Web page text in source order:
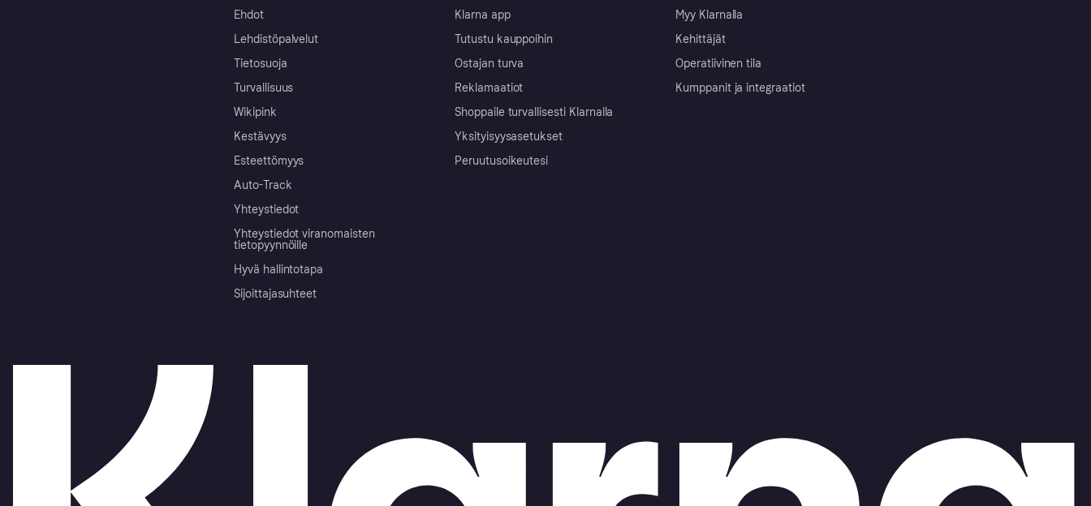
Ehdot
Lehdistöpalvelut
Tietosuoja
Turvallisuus
Wikipink
Kestävyys
Esteettömyys
Auto-Track
Yhteystiedot
Yhteystiedot viranomaisten
tietopyynnöille
Hyvä hallintotapa
Sijoittajasuhteet
Klarna app
Tutustu kauppoihin
Ostajan turva
Reklamaatiot
Shoppaile turvallisesti Klarnalla
Yksityisyysasetukset
Peruutusoikeutesi
Myy Klarnalla
Kehittäjät
Operatiivinen tila
Kumppanit ja integraatiot